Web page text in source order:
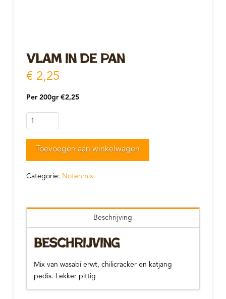
Vlam in de pan
€2,25
Per 200gr €2,25
Vlam
in
de
aantal
Toevoegen aan winkelwagen
Categorie: Notenmix
Beschrijving
Beschrijving
Mix van wasabi erwt, chilicracker en katjang
pedis. Lekker pittig